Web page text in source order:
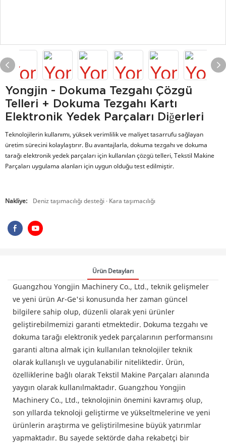
Yongjin - Dokuma Tezgahı Çözgü
Telleri + Dokuma Tezgahı Kartı
Elektronik Yedek Parçaları Diğerleri
Teknolojilerin kullanımı, yüksek verimlilik ve maliyet tasarrufu sağlayan
üretim sürecini kolaylaştırır. Bu avantajlarla, dokuma tezgahı ve dokuma
tarağı elektronik yedek parçaları için kullanılan çözgü telleri, Tekstil Makine
Parçaları uygulama alanları için uygun olduğu test edilmiştir.
Nakliye: Deniz taşımacılığı desteği · Kara taşımacılığı
Ürün Detayları
Guangzhou Yongjin Machinery Co., Ltd., teknik gelişmeler
ve yeni ürün Ar-Ge'si konusunda her zaman güncel
bilgilere sahip olup, düzenli olarak yeni ürünler
geliştirebilmemizi garanti etmektedir. Dokuma tezgahı ve
dokuma tarağı elektronik yedek parçalarının performansını
garanti altına almak için kullanılan teknolojiler teknik
olarak kullanışlı ve uygulanabilir niteliktedir. Ürün,
özelliklerine bağlı olarak Tekstil Makine Parçaları alanında
yaygın olarak kullanılmaktadır. Guangzhou Yongjin
Machinery Co., Ltd., teknolojinin önemini kavramış olup,
son yıllarda teknoloji geliştirme ve yükseltmelerine ve yeni
ürünlerin araştırma ve geliştirilmesine büyük yatırımlar
yapmaktadır. Bu sayede sektörde daha rekabetçi bir